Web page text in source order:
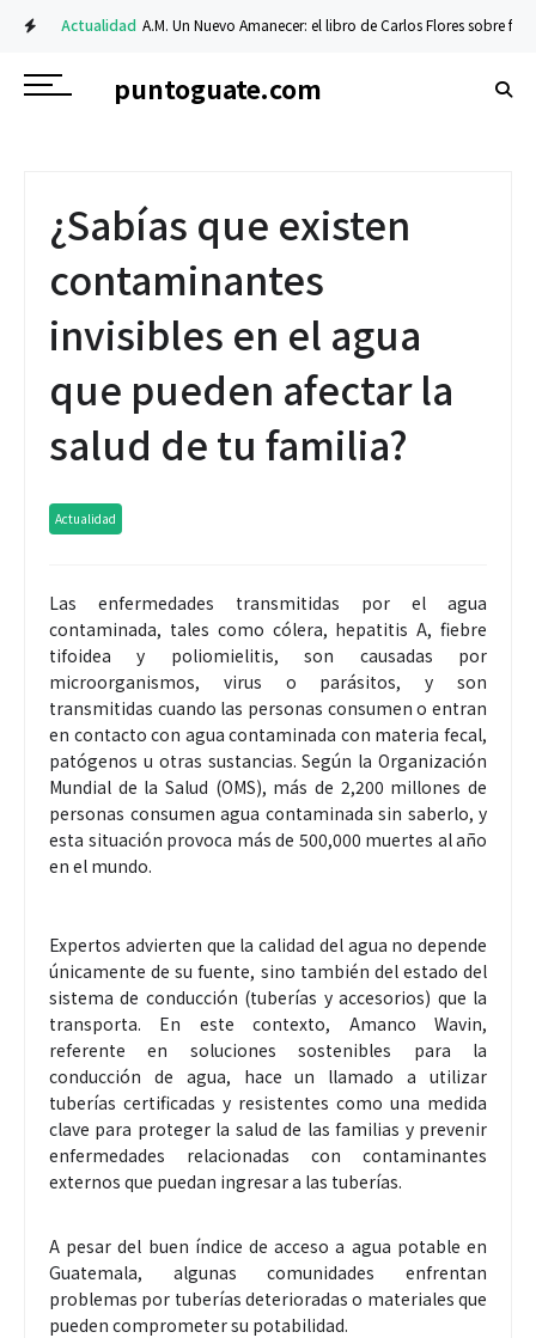
Actualidad A.M. Un Nuevo Amanecer: el libro de Carlos Flores sobre fe y
puntoguate.com
¿Sabías que existen
contaminantes
invisibles en el agua
que pueden afectar la
salud de tu familia?
Actualidad
Las enfermedades transmitidas por el agua
contaminada, tales como cólera, hepatitis A, fiebre
tifoidea y poliomielitis, son causadas por
microorganismos, virus o parásitos, y son
transmitidas cuando las personas consumen o entran
en contacto con agua contaminada con materia fecal,
patógenos u otras sustancias. Según la Organización
Mundial de la Salud (OMS), más de 2,200 millones de
personas consumen agua contaminada sin saberlo, y
esta situación provoca más de 500,000 muertes al año
en el mundo.
Expertos advierten que la calidad del agua no depende
únicamente de su fuente, sino también del estado del
sistema de conducción (tuberías y accesorios) que la
transporta. En este contexto, Amanco Wavin,
referente en soluciones sostenibles para la
conducción de agua, hace un llamado a utilizar
tuberías certificadas y resistentes como una medida
clave para proteger la salud de las familias y prevenir
enfermedades relacionadas con contaminantes
externos que puedan ingresar a las tuberías.
A pesar del buen índice de acceso a agua potable en
Guatemala, algunas comunidades enfrentan
problemas por tuberías deterioradas o materiales que
pueden comprometer su potabilidad.